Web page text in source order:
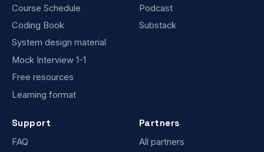
Course Schedule
Coding Book
System design material
Mock Interview 1-1
Free resources
Learning format
Podcast
Substack
Support
FAQ
Partners
All partners